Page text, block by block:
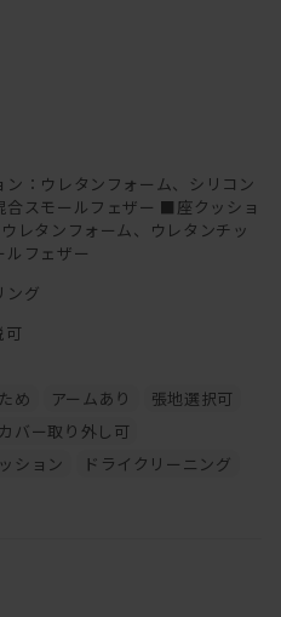
みこまれるような座り心地にな
るのも魅力の一つです。
：ウレタンフォーム、シリコン
合スモールフェザー ■座クッショ
レタンフォーム、ウレタンチッ
ルフェザー
ング
可
め アームあり
張地選択可
バー取り外し可
ション
ドライクリーニング